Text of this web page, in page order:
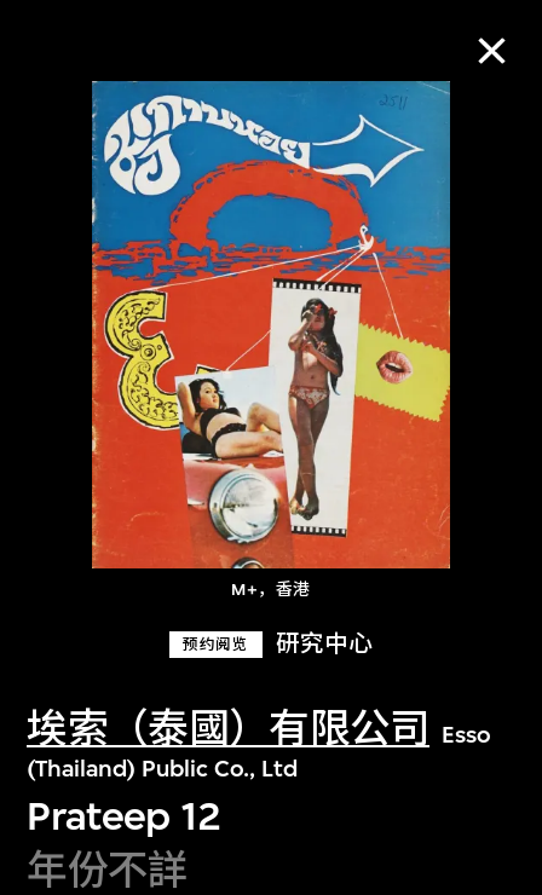
M+，香港
预约阅览 研究中心
埃索（泰國）有限公司
Esso
(Thailand) Public Co., Ltd
Prateep 12
年份不詳
M+藏品
进一步筛选
关于M+藏品
探索世界顶级的二十及二十一世纪视觉
文化藏品。